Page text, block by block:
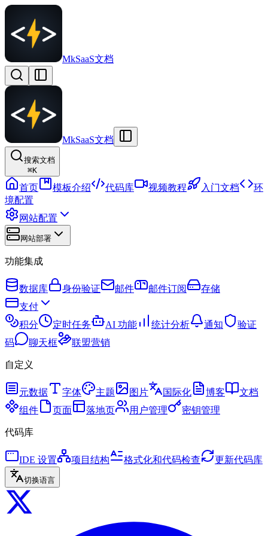
MkSaaS文档
MkSaaS文档
搜索文档
⌘K
首页 模板介绍 代码库 视频教程 入门文档
环
境配置
网站配置
网站部署
功能集成
数据库 身份验证 邮件 邮件订阅
存储
支付
积分
定时任务 AI 功能 统计分析 通知
验证
码
聊天框 联盟营销
自定义
元数据 字体 主题 图片 国际化 博客
文档
组件
页面 落地页 用户管理 密钥管理
代码库
IDE 设置 项目结构 格式化和代码检查 更新代码库
切换语言